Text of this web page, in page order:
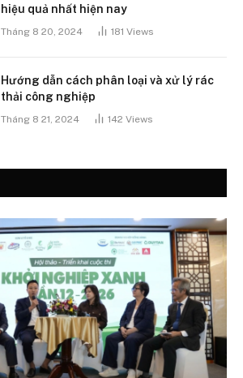
hiệu quả nhất hiện nay
Tháng 8 20, 2024 181 Views
Hướng dẫn cách phân loại và xử lý rác
thải công nghiệp
Tháng 8 21, 2024 142 Views